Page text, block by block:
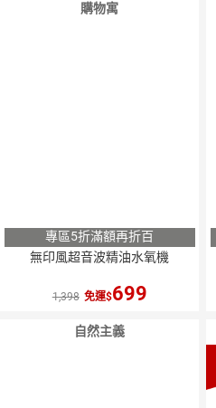
購物寓
專區5折滿額再折百
無印風超音波精油水氧機
1,398 免運 699
自然主義